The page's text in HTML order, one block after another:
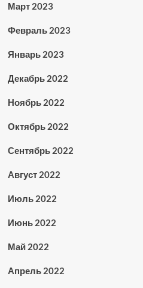
Март 2023
Февраль 2023
Январь 2023
Декабрь 2022
Ноябрь 2022
Октябрь 2022
Сентябрь 2022
Август 2022
Июль 2022
Июнь 2022
Май 2022
Апрель 2022